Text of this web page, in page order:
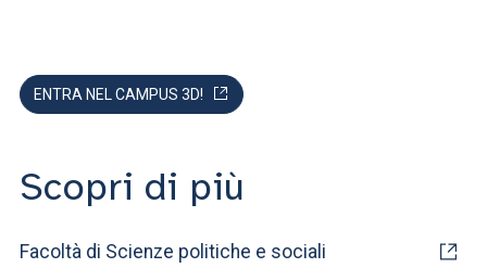
ENTRA NEL CAMPUS 3D!
Scopri di più
Facoltà di Scienze politiche e sociali